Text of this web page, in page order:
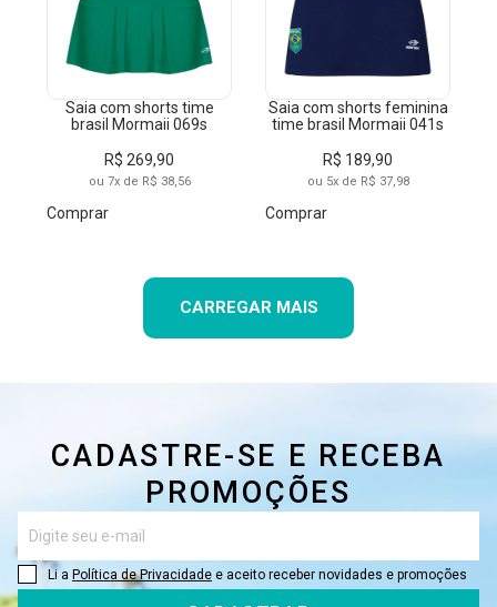
Saia com shorts time
brasil Mormaii 069s
R$ 269,90
ou 7x de R$ 38,56
Comprar
Saia com shorts feminina
time brasil Mormaii 041s
R$ 189,90
ou 5x de R$ 37,98
Comprar
CARREGAR MAIS
CADASTRE-SE E RECEBA
PROMOÇÕES
Li a Política de Privacidade e aceito receber novidades e promoções